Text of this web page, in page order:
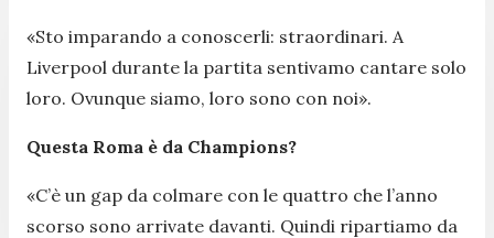
«Sto imparando a conoscerli: straordinari. A
Liverpool durante la partita sentivamo cantare solo
loro. Ovunque siamo, loro sono con noi».
Questa Roma è da Champions?
«C’è un gap da colmare con le quattro che l’anno
scorso sono arrivate davanti. Quindi ripartiamo da